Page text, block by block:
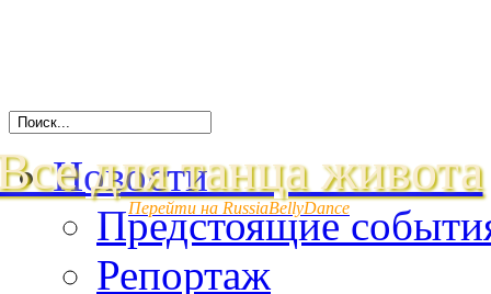
для танца живота
Перейти на RussiaBellyDance
Новости
Предстоящие
Репортаж